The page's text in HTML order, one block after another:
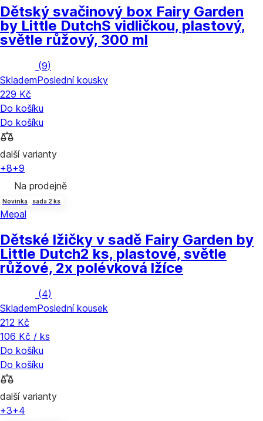
Dětský svačinový box Fairy Garden
by Little DutchS vidličkou, plastový,
světle růžový, 300 ml
(9)
SklademPoslední kousky
229 Kč
Do košíku
Do košíku
další varianty
+8+9
Na prodejně
Novinka sada 2 ks
Mepal
Dětské lžičky v sadě Fairy Garden by
Little Dutch2 ks, plastové, světle
růžové, 2x polévková lžíce
(4)
SklademPoslední kousek
212 Kč
106 Kč / ks
Do košíku
Do košíku
další varianty
+3+4